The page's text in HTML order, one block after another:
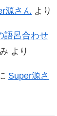
源さん より
語呂合わせ
より
Super源さ